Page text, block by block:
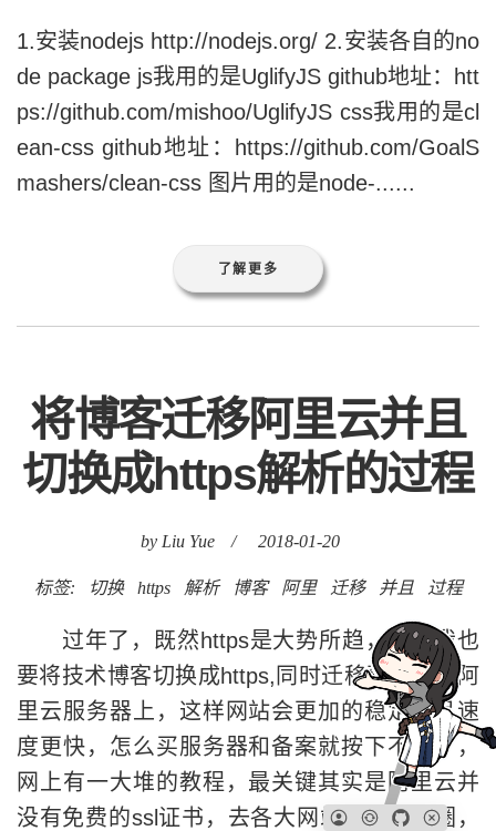
1.安装nodejs http://nodejs.org/ 2.安装各自的no
de package js我用的是UglifyJS github地址：htt
ps://github.com/mishoo/UglifyJS css我用的是cl
ean-css github地址：https://github.com/GoalS
mashers/clean-css 图片用的是node-......
了解更多
将博客迁移阿里云并且
切换成https解析的过程
by Liu Yue / 2018-01-20
标签: 切换 https 解析 博客 阿里 迁移 并且 过程
过年了，既然https是大势所趋，所以我也
要将技术博客切换成https,同时迁移到国内的阿
里云服务器上，这样网站会更加的稳定并且速
度更快，怎么买服务器和备案就按下不表了，
网上有一大堆的教程，最关键其实是阿里云并
没有免费的ssl证书，去各大网站上查了一圈，